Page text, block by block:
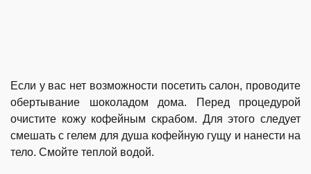
Если у вас нет возможности посетить салон, проводите
обертывание шоколадом дома. Перед процедурой
очистите кожу кофейным скрабом. Для этого следует
смешать с гелем для душа кофейную гущу и нанести на
тело. Смойте теплой водой.